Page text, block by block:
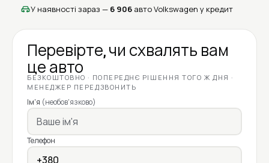
У наявності зараз — 6 906 авто Volkswagen у кредит
Перевірте, чи схвалять вам
це авто
БЕЗКОШТОВНО · ПОПЕРЕДНЄ РІШЕННЯ ТОГО Ж ДНЯ ·
МЕНЕДЖЕР ПЕРЕДЗВОНИТЬ
Ім'я (необов'язково)
Телефон